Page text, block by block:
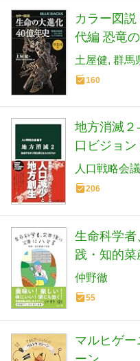
カラー図
代編 恐竜
て大量絶滅
土屋健 群馬
160
地方消滅２
口ビジョ
人口戦略会議
206
生命科学
践・知的
仲野徹
55
マルヒゲ